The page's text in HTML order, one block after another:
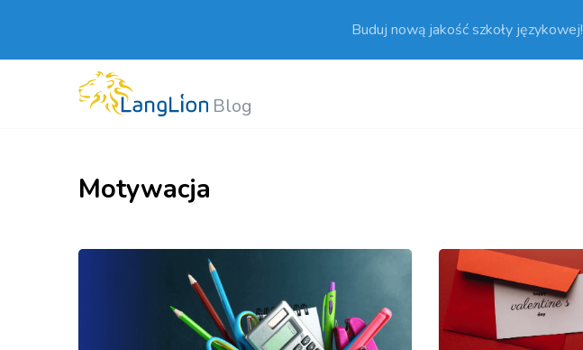
Buduj nową jakość szkoły językowej!
Blog
Motywacja